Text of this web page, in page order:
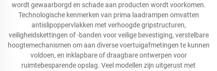
wordt gewaarborgd en schade aan producten wordt voorkomen.
Technologische kenmerken van prima laadrampen omvatten
antislipoppervlakken met verhoogde gripstructuren,
veiligheidskettingen of -banden voor veilige bevestiging, verstelbare
hoogtemechanismen om aan diverse voertuigafmetingen te kunnen
voldoen, en inklapbare of draagbare ontwerpen voor
ruimtebesparende opslag. Veel modellen zijn uitgerust met